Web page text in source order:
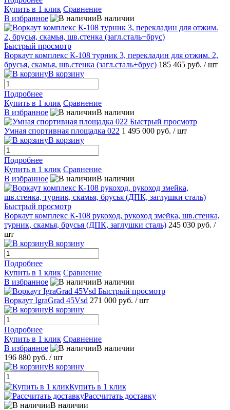
Купить в 1 клик Сравнение
В избранное
В наличии
Быстрый просмотр
Воркаут комплекс К-108 турник 3, перекладин для отжим. 2,
брусья, скамья, шв.стенка (загл.сталь+брус) 185 465 руб. / шт
В корзину
Подробнее
Купить в 1 клик Сравнение
В избранное
В наличии
Быстрый просмотр
Умная спортивная площадка 022 1 495 000 руб. / шт
В корзину
Подробнее
Купить в 1 клик Сравнение
В избранное
В наличии
Быстрый просмотр
Воркаут комплекс К-108 рукоход, рукоход змейка, шв.стенка,
турник, скамья, брусья (ДПК, заглушки сталь) 245 030 руб. /
шт
В корзину
Подробнее
Купить в 1 клик Сравнение
В избранное
В наличии
Быстрый просмотр
Воркаут IgraGrad 45Vsd 271 000 руб. / шт
В корзину
Подробнее
Купить в 1 клик Сравнение
В избранное
В наличии
196 880 руб. / шт
В корзину
Купить в 1 клик
Рассчитать доставку
В наличии